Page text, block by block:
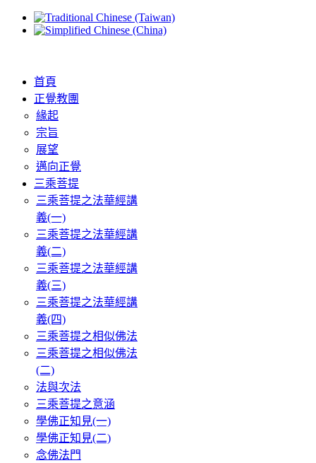
首頁
正覺教團
緣起
宗旨
展望
邁向正覺
三乘菩提
三乘菩提之法華經講
義(一)
三乘菩提之法華經講
義(二)
三乘菩提之法華經講
義(三)
三乘菩提之法華經講
義(四)
三乘菩提之相似佛法
三乘菩提之相似佛法
(二)
法與次法
三乘菩提之意涵
學佛正知見(一)
學佛正知見(二)
念佛法門